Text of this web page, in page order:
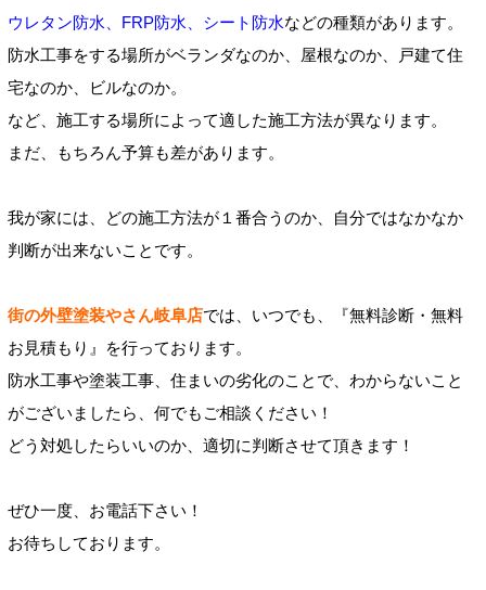
ウレタン防水、FRP防水、シート防水などの種類があります。
防水工事をする場所がベランダなのか、屋根なのか、戸建て住
宅なのか、ビルなのか。
など、施工する場所によって適した施工方法が異なります。
まだ、もちろん予算も差があります。
我が家には、どの施工方法が１番合うのか、自分ではなかなか
判断が出来ないことです。
街の外壁塗装やさん岐阜店では、いつでも、『無料診断・無料
お見積もり』を行っております。
防水工事や塗装工事、住まいの劣化のことで、わからないこと
がございましたら、何でもご相談ください！
どう対処したらいいのか、適切に判断させて頂きます！
ぜひ一度、お電話下さい！
お待ちしております。